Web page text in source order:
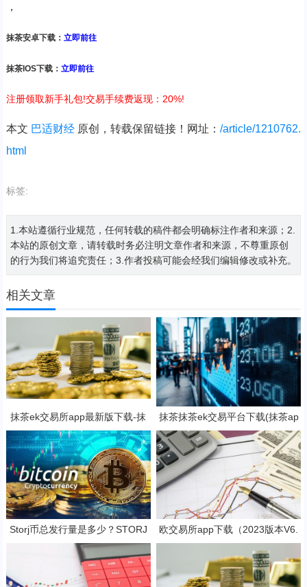
，
抹茶安卓下载： 立即前往
抹茶IOS下载： 立即前往
注册领取新手礼包!交易手续费返现：20%!
本文 巴适财经原创，转载保留链接！网址： /article/1210762.
html
标签:
1.本站遵循行业规范，任何转载的稿件都会明确标注作者和来源；2.
本站的原创文章，请转载时务必注明文章作者和来源，不尊重原创
的行为我们将追究责任；3.作者投稿可能会经我们编辑修改或补充。
相关文章
抹茶ek交易所app最新版下载-抹
茶ek交易所所有版本
抹茶抹茶ek交易平台下载(抹茶ap
p专业版v8.2.4下载)
Storj币总发行量是多少？STORJ
是一项好的投资吗？
欧交易所app下载（2023版本V6.
4.4）_欧交易所安装包